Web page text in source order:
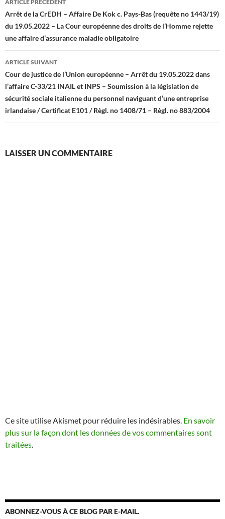
des
articles
ARTICLE PRÉCÉDENT
Arrêt de la CrEDH – Affaire De Kok c. Pays-Bas (requête no 1443/19)
du 19.05.2022 – La Cour européenne des droits de l’Homme rejette
une affaire d’assurance maladie obligatoire
ARTICLE SUIVANT
Cour de justice de l’Union européenne – Arrêt du 19.05.2022 dans
l’affaire C-33/21 INAIL et INPS – Soumission à la législation de
sécurité sociale italienne du personnel naviguant d’une entreprise
irlandaise / Certificat E101 / Règl. no 1408/71 – Règl. no 883/2004
LAISSER UN COMMENTAIRE
Ce site utilise Akismet pour réduire les indésirables. En savoir
plus sur la façon dont les données de vos commentaires sont
traitées.
ABONNEZ-VOUS À CE BLOG PAR E-MAIL.